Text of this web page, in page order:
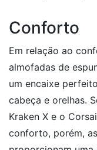
Conforto
Em relação ao
almofadas de
um encaixe
cabeça e orelhas.
Kraken X e o
conforto, porém,